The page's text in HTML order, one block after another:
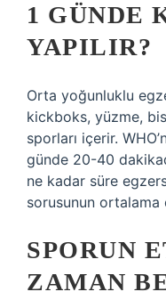
1 GÜNDE
YAPILIR?
Orta yoğunluklu
kickboks, yüzme,
sporları içerir.
günde 20-40
ne kadar süre
sorusunun ortalama
SPORUN
ZAMAN